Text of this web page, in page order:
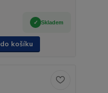
Skladem
košíku